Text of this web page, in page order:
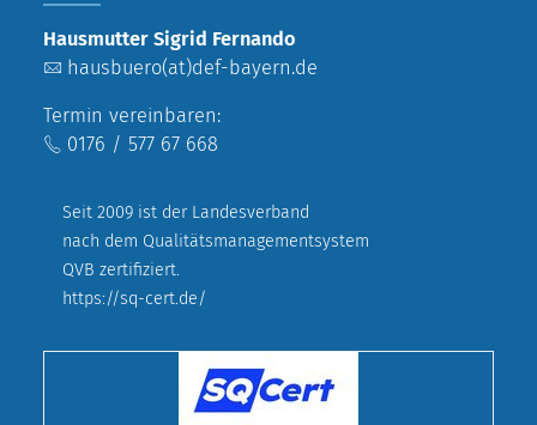
Hausmutter Sigrid Fernando
hausbuero(at)def-bayern.de
Termin vereinbaren:
0176 / 577 67 668
Seit 2009 ist der Landesverband
nach dem Qualitätsmanagementsystem
QVB zertifiziert.
https://sq-cert.de/